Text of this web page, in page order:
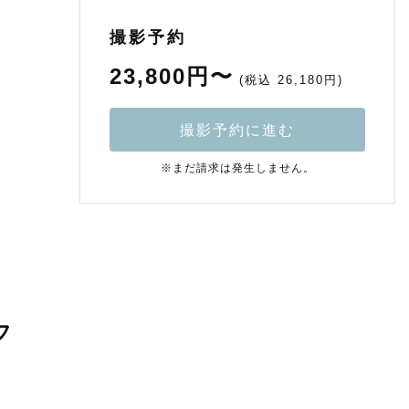
撮影予約
23,800円〜 (税込 26,180円)
撮影予約に進む
※まだ請求は発生しません。